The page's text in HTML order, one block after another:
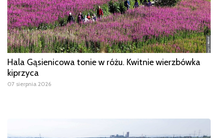
Hala Gąsienicowa tonie w różu. Kwitnie wierzbówka
kiprzyca
07 sierpnia 2026